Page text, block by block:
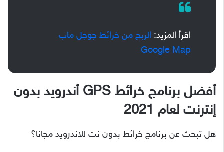
اقرأ المزيد: الربح من خرائط جوجل ماب
Google Map
أفضل برنامج خرائط GPS أندرويد بدون
إنترنت لعام 2021
هل تبحث عن برنامج خرائط بدون نت للاندرويد مجانا؟